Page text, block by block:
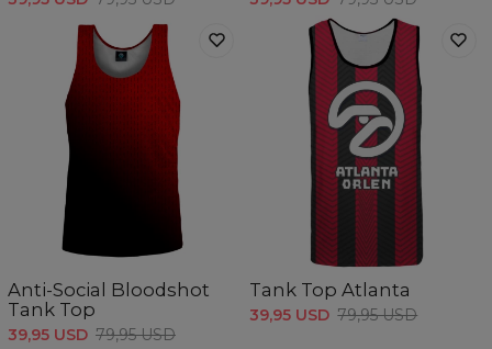
Anti-Social Bloodshot
Tank Top
39,95 USD 79,95 USD
Tank Top Atlanta
39,95 USD 79,95 USD